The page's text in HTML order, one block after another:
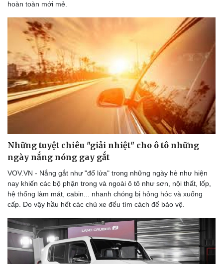
Doanh nghiệp
Thông tin doanh nghiệp
Doanh nghiệp 24h
Doanh nhân
Vì cộng đồng
Công nghệ
Sành điệu
Tin Công nghệ
Trải nghiệm
Chuyển đổi số
hoàn toàn mới mẻ.
Những tuyệt chiêu "giải nhiệt" cho ô tô những
ngày nắng nóng gay gắt
VOV.VN - Nắng gắt như "đổ lửa" trong những ngày hè như hiện
nay khiến các bộ phận trong và ngoài ô tô như sơn, nội thất, lốp,
hệ thống làm mát, cabin... nhanh chóng bị hỏng hóc và xuống
cấp. Do vậy hầu hết các chủ xe đểu tìm cách để bảo vệ.